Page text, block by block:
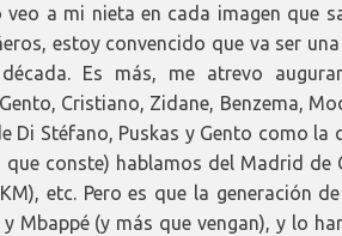
a mi nieta en cada imagen que
estoy convencido que va ser
Es más, me atrevo
Cristiano, Zidane, Benzema,
Di Stéfano, Puskas y Gento como la
conste) hablamos del Madrid de
etc. Pero es que la generación
Mbappé (y más que vengan), y lo